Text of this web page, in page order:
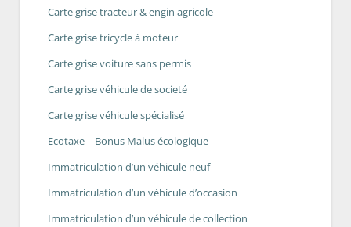
Carte grise tracteur & engin agricole
Carte grise tricycle à moteur
Carte grise voiture sans permis
Carte grise véhicule de societé
Carte grise véhicule spécialisé
Ecotaxe – Bonus Malus écologique
Immatriculation d’un véhicule neuf
Immatriculation d’un véhicule d’occasion
Immatriculation d’un véhicule de collection